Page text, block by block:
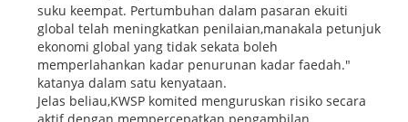
suku keempat. Pertumbuhan dalam pasaran ekuiti
global telah meningkatkan penilaian,manakala petunjuk
ekonomi global yang tidak sekata boleh
memperlahankan kadar penurunan kadar faedah."
katanya dalam satu kenyataan.
Jelas beliau,KWSP komited menguruskan risiko secara